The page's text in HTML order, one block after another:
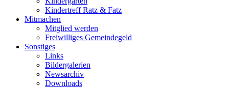
Kindertreff Ratz & Fatz
Mitmachen
Mitglied werden
Freiwilliges Gemeindegeld
Sonstiges
Links
Bildergalerien
Newsarchiv
Downloads